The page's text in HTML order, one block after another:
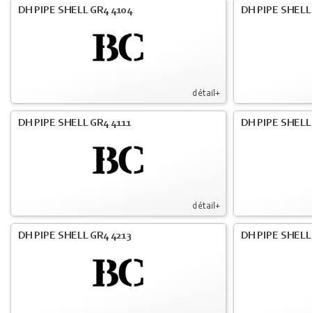
détail+
DH PIPE SHELL GR4 4104 DH PIPE
détail+
DH PIPE SHELL GR4 4111 DH PIPE
DH PIPE SHELL GR4 4213 DH PIPE